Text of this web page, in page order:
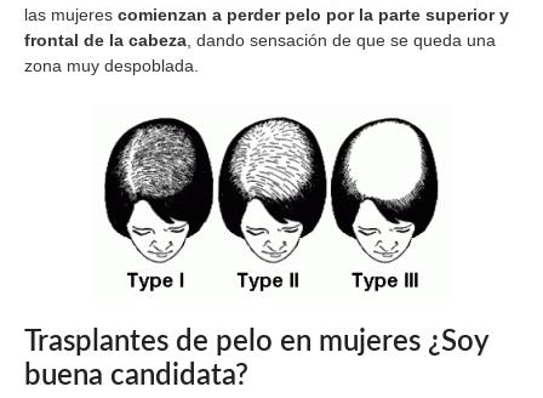
las mujeres comienzan a perder pelo por la parte superior y
frontal de la cabeza , dando sensación de que se queda una
zona muy despoblada.
Trasplantes de pelo en mujeres ¿Soy
buena candidata?